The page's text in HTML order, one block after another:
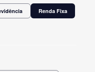
Renda Fixa